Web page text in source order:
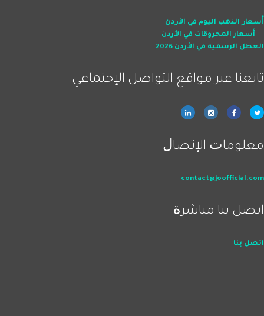
ﺃﺳﻌﺎﺭ اﻟﺬﻫﺐ اﻟﻴﻮﻡ ﻓﻲ اﻷﺭﺩﻥ
أسعار المحروقات في الأردن
العطل الرسمية في الأردن 2026
ﺗﺎﺑﻌﻨﺎ ﻋﺒﺮ ﻣﻮاﻗﻊ اﻟﺘﻮاﺻﻞ اﻹﺟﺘﻤﺎﻋﻲ
ﻣﻌﻠﻮﻣﺎﺕ اﻹﺗﺼﺎﻝ
contact@joofficial.com
اﺗﺼﻞ ﺑﻨﺎ ﻣﺒﺎﺷﺮﺓ
اﺗﺼﻞ ﺑﻨﺎ